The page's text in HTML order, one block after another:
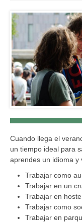
Cuando llega el
un tiempo ideal para
aprendes un idioma y
Trabajar como
Trabajar en un
Trabajar en
Trabajar como
Trabajar en